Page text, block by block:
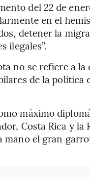
del 22 de
en el
detener la
ilegales”.
no se refiere a
de la política
máximo
Costa Rica y
mano el gran